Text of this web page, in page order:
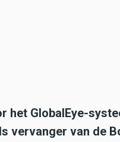
het GlobalEye-
vervanger van de